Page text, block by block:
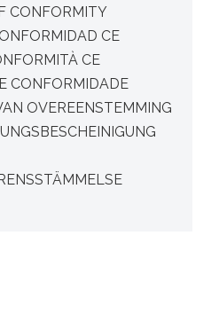
CONFORMITY
CE
CE
CONFORMIDADE
OVEREENSTEMMING